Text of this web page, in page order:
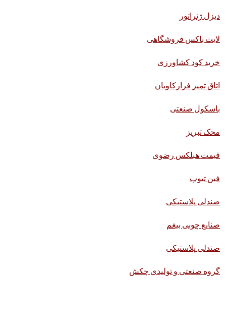
دیزل ژنراتور
لایت باکس فروشگاهی
خرید کود کشاورزی
اتاق تمیز فرازکاویان
باسکول صنعتی
محک تبریز
قیمت هبلکس رضوی
فین تیوب
صندلی پلاستیکی
صنایع چوبی بیغم
صندلی پلاستیکی
گروه صنعتی و تولیدی چکش